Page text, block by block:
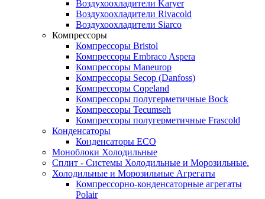
Воздухоохладители Karyer
Воздухоохладители Rivacold
Воздухоохладители Siarco
Компрессоры
Компрессоры Bristol
Компрессоры Embraco Aspera
Компрессоры Maneurop
Компрессоры Secop (Danfoss)
Компрессоры Copeland
Компрессоры полугерметичные Bock
Компрессоры Tecumseh
Компрессоры полугерметичные Frascold
Конденсаторы
Конденсаторы ECO
Моноблоки Холодильные
Сплит - Системы Холодильные и Морозильные.
Холодильные и Морозильные Агрегаты
Компрессорно-конденсаторные агрегаты
Polair